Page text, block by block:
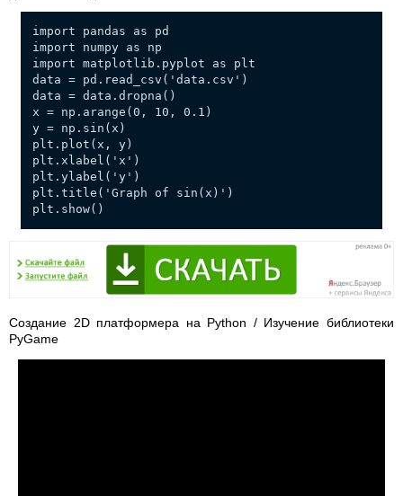
import pandas as pd
import numpy as np
import matplotlib.pyplot as plt
data = pd.read_csv('data.csv')
data = data.dropna()
x = np.arange(0, 10, 0.1)
y = np.sin(x)
plt.plot(x, y)
plt.xlabel('x')
plt.ylabel('y')
plt.title('Graph of sin(x)')
plt.show()
Создание 2D платформера на Python / Изучение библиотеки
PyGame